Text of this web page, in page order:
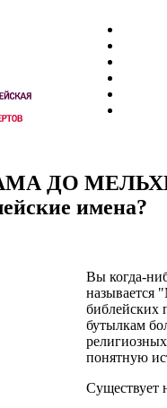
ДО
имена?
Вы когда-
называется
библейских
бутылкам
понятную
Существует